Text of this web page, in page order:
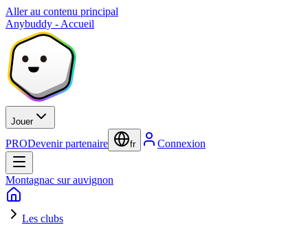
Aller au contenu principal
Anybuddy - Accueil
Jouer
PRODevenir partenaire fr Connexion
Montagnac sur auvignon
Les clubs